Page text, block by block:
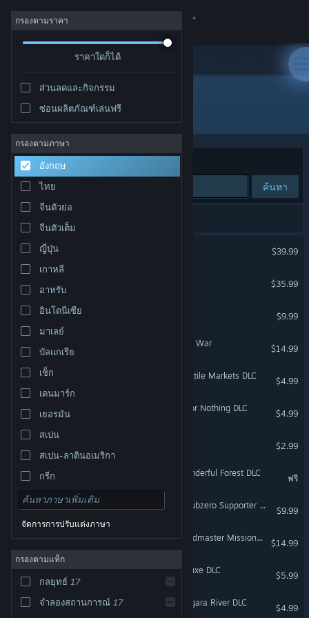
เข้าสู่ระบบ
ชุมชน
เกี่ยวกับ
ฝ่ายสนับสนุน
เปลี่ยนภาษา
รับแอป Steam แบบพกพา
ชมเว็บไซต์สำหรับเดสก์ท็อป
กรองตามราคา
ราคาใดก็ได้
ส่วนลดและกิจกรรม
ซ่อนผลิตภัณฑ์เล่นฟรี
กรองตามภาษา
อังกฤษ
ไทย
จีนตัวย่อ
จีนตัวเต็ม
ญี่ปุ่น
เกาหลี
อาหรับ
อินโดนีเซีย
มาเลย์
บัลแกเรีย
เช็ก
เดนมาร์ก
เยอรมัน
สเปน
สเปน-ลาตินอเมริกา
กรีก
จัดการการปรับแต่งภาษา
กรองตามแท็ก
กลยุทธ์ 17
จำลองสถานการณ์ 17
"<Corbie Games>"
จัดเรียงตาม ความเกี่ยวข้อง
ค้นหา
17 ผลลัพธ์ตรงกับที่คุณค้นหา
$39.99
$35.99
$9.99
Railroad Corporation - Civil War
$14.99
Railroad Corporation - Volatile Markets DLC
$4.99
Railroad Corporation - All or Nothing DLC
$4.99
$2.99
Railroad Corporation - Wonderful Forest DLC
ฟรี
Railroad Corporation 2 - Subzero Supporter Pack
$9.99
Railroad Corporation - Roadmaster Mission Pack DLC
$14.99
Railroad Corporation - Deluxe DLC
$5.99
Railroad Corporation - Niagara River DLC
$4.99